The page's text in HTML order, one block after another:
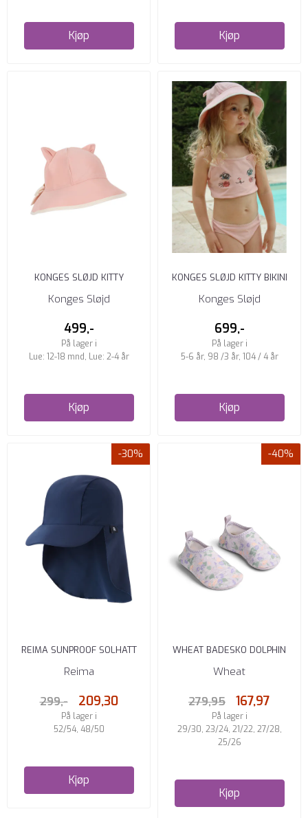
Kjøp Kjøp
KONGES SLØJD KITTY
SOLHATT POWDER PINK
Konges Sløjd
499,-
På lager i
Lue: 12-18 mnd, Lue: 2-4 år
Kjøp
KONGES SLØJD KITTY BIKINI
POWDER PINK
Konges Sløjd
699,-
På lager i
5-6 år, 98 /3 år, 104 / 4 år
Kjøp
-30%
REIMA SUNPROOF SOLHATT
KILPIKONNA NAVY
Reima
299,- 209,30
På lager i
52/54, 48/50
Kjøp
-40%
WHEAT BADESKO DOLPHIN
PURPLE LIGHT PETUNIAS
Wheat
279,95 167,97
På lager i
29/30, 23/24, 21/22, 27/28,
25/26
Kjøp